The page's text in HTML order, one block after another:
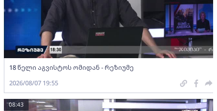
18 წელი აგვისტოს ომიდან - რეზიუმე
2026/08/07 19:55
08:43